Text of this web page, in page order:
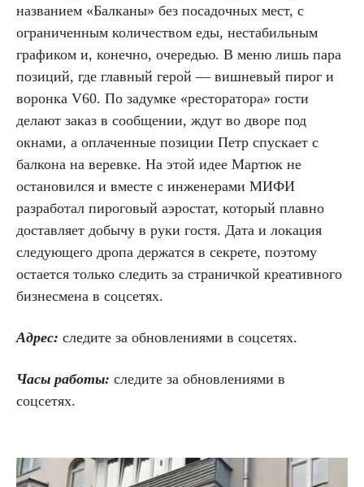
названием «Балканы» без посадочных мест, с
ограниченным количеством еды, нестабильным
графиком и, конечно, очередью. В меню лишь пара
позиций, где главный герой — вишневый пирог и
воронка V60. По задумке «ресторатора» гости
делают заказ в сообщении, ждут во дворе под
окнами, а оплаченные позиции Петр спускает с
балкона на веревке. На этой идее Мартюк не
остановился и вместе с инженерами МИФИ
разработал пироговый аэростат, который плавно
доставляет добычу в руки гостя. Дата и локация
следующего дропа держатся в секрете, поэтому
остается только следить за страничкой креативного
бизнесмена в соцсетях.
Адрес: следите за обновлениями в соцсетях.
Часы работы: следите за обновлениями в
соцсетях.